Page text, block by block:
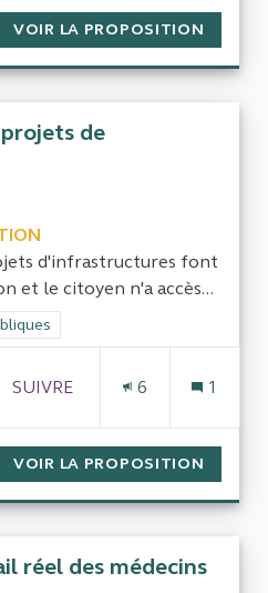
VOIR LA PROPOSITION
de
d'infrastructures font
et le citoyen n'a accès...
: Économie & finances
3 ABONNÉS
SUIVRE
6 1
VOIR LA PROPOSITION
réel des médecins